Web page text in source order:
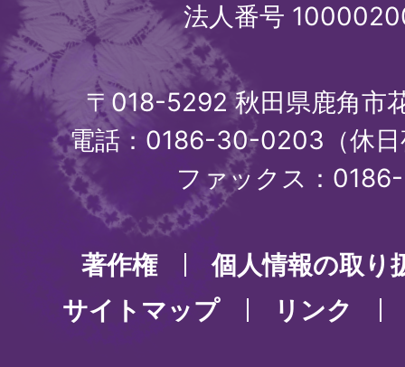
法人番号
〒018-5292 秋田県鹿角市
電話：0186-30-0203（休
ファックス：
著作権
個人情報の取り
サイトマップ
リンク